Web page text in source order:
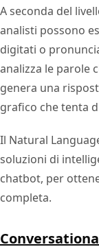
A seconda del
analisti possono
digitati o
analizza le parole
genera una
grafico che tenta
Il Natural
soluzioni di
chatbot, per
completa.